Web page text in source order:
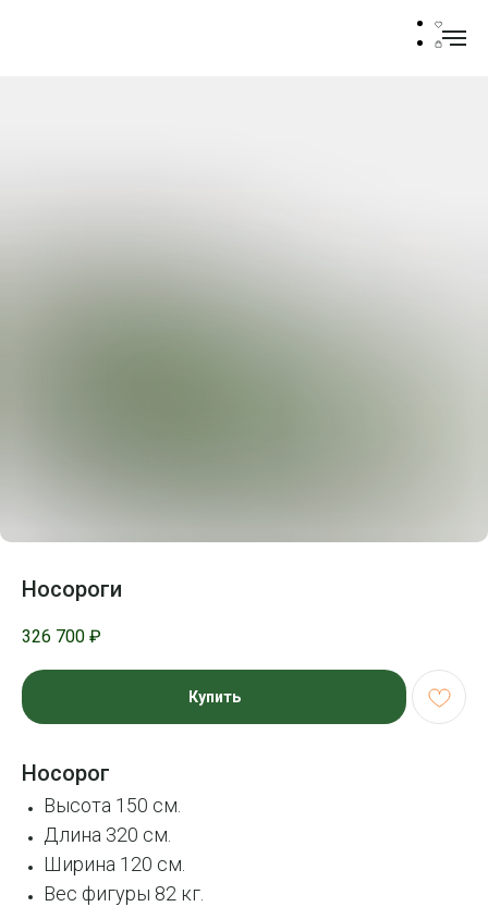
Носороги
326 700 ₽
Купить
Носорог
Высота 150 см.
Длина 320 см.
Ширина 120 см.
Вес фигуры 82 кг.